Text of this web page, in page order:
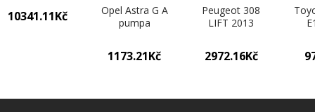
Skoda Fabia 0
10341.11Kč
Opel Astra G A
pumpa
(Servočerpadlá,
1173.21Kč
Peugeot 308
LIFT 2013
1.6HDI 92KM
07-13 1600
9670700380
2972.16Kč